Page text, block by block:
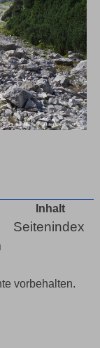
Inhalt
Seitenindex
vorbehalten.